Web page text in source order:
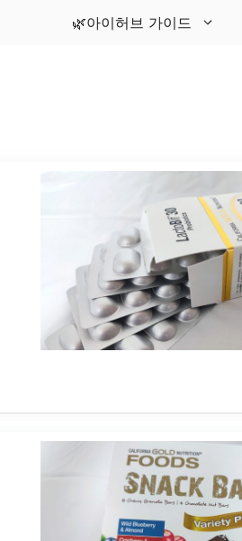
🌿아이허브 가이드